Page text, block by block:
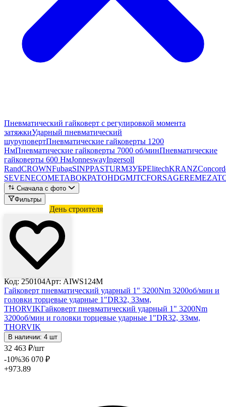
Пневматический гайковерт с регулировкой момента
затяжкиУдарный пневматический
шуруповертПневматические гайковерты 1200
НмПневматические гайковерты 7000 об/минПневматические
гайковерты 600 НмJonneswayIngersoll
RandCROWNFubagSINPPASTURMЗУБРElitechKRANZ
SEVENECOMETABOКРАТОНDGMJTCFORSAGEREMEZA
Сначала с фото
Фильтры
День строителя
Код: 250104Арт: AIWS124M
Гайковерт пневматический ударный 1" 3200Nm 3200об/мин и
головки торцевые ударные 1"DR32, 33мм,
THORVIKГайковерт пневматический ударный 1" 3200Nm
3200об/мин и головки торцевые ударные 1"DR32, 33мм,
THORVIK
В наличии: 4 шт
32 463 ₽/шт
-10%36 070 ₽
+973.89